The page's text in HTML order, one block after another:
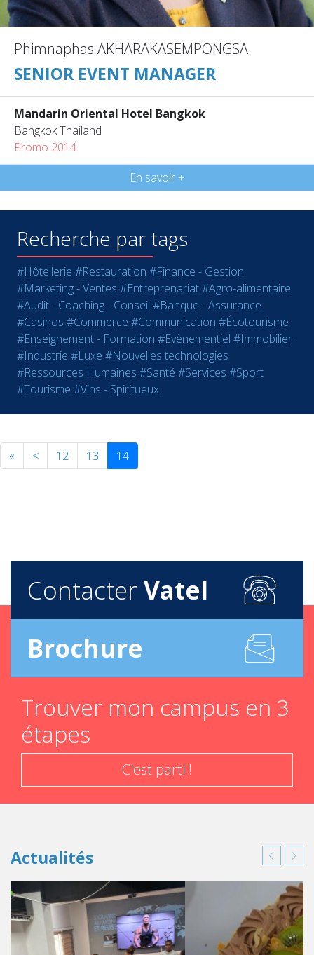
Phimnaphas AKHARAKASEMPONGSA
SENIOR EVENT MANAGER
Mandarin Oriental Hotel Bangkok
Bangkok Thailand
Promo 2014
En savoir +
Recherche par tags
#Hôtellerie #Restauration #Finance - Gestion
#Marketing - Ventes #Entreprenariat#Agro-alimentaire
#Audit - Coaching - Conseil #Banque - Assurance
#Casinos #Commerce #Communication #Écotourisme
#Enseignement - Formation #Evènementiel #Immobilier
#Industrie #Luxe #Nouvelles technologies
#Ressources Humaines #Santé #Services #Sport
#Tourisme #Vins - Spiritueux
« < 12 13 14
Contacter Vatel
Brochure
Trouver mon campus en 3
étapes
C'est parti !
Actualités